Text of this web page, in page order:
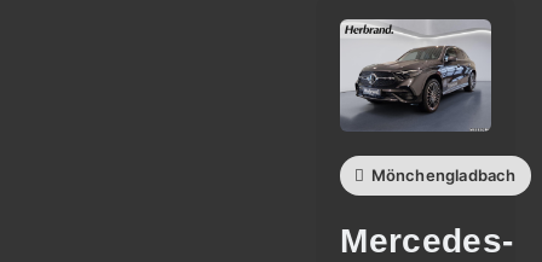
Mönchengladbach
Mercedes-